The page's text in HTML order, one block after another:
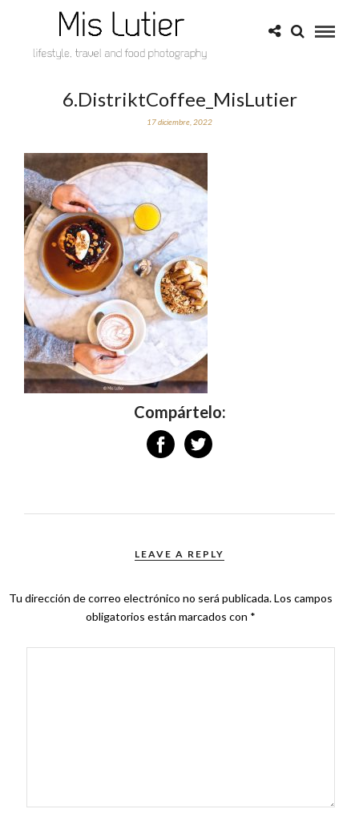
6.DistriktCoffee_MisLutier
17 diciembre, 2022
Compártelo:
LEAVE A REPLY
Tu dirección de correo electrónico no será publicada.Los campos
obligatorios están marcados con *